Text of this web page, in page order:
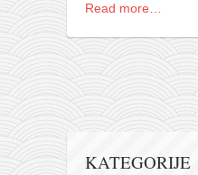
Read more…
KATEGORIJE